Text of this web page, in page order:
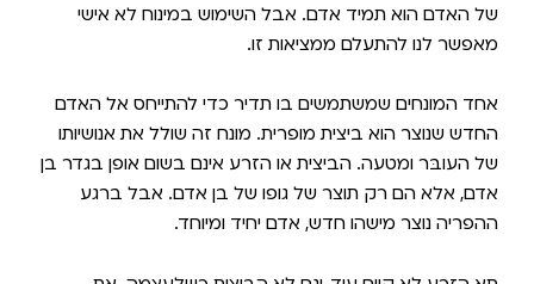
של האדם הוא תמיד אדם. אבל השימוש במינוח לא אישי
מאפשר לנו להתעלם ממציאות זו.
אחד המונחים שמשתמשים בו תדיר כדי להתייחס אל האדם
החדש שנוצר הוא ביצית מופרית. מונח זה שולל את אנושיותו
של העובּר ומטעה. הביצית או הזרע אינם בשום אופן בגדר בן
אדם, אלא הם רק תוצר של גופו של בן אדם. אבל ברגע
ההפריה נוצר מישהו חדש, אדם יחיד ומיוחד.